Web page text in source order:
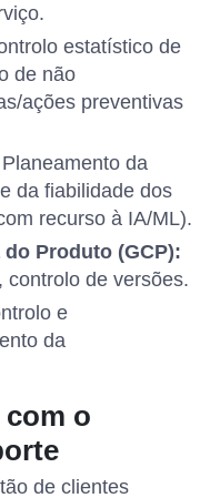
estatístico de
de não
ações preventivas
Planeamento da
da fiabilidade dos
recurso à IA/ML).
Produto (GCP):
controlo de versões.
e
da
com o
de clientes